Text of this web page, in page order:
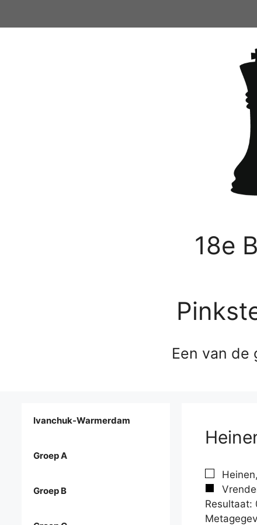
18e
Een van de
Resultaat:
Ivanchuk-Warmerdam
Groep A
Groep B